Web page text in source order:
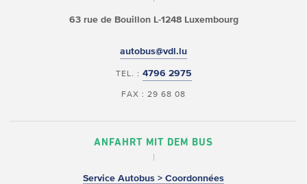
63 rue de BouillonL-1248 Luxembourg
autobus@vdl.lu
TEL. : 4796 2975
FAX : 29 68 08
ANFAHRT MIT DEM BUS
Service Autobus > Coordonnées